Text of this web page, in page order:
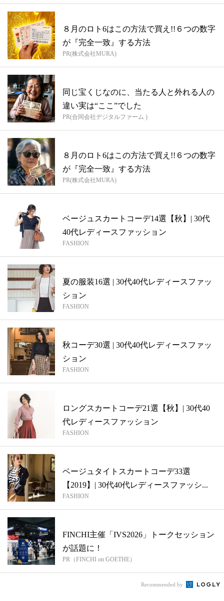
８月のロト6はこの方法で買え!!６つの数字
が『完全一致』する方法
PR(株式会社MURA)
同じ宝くじなのに、当たる人と外れる人の
違い実は“ここ”でした
PR(合同会社デジタルファーム )
８月のロト6はこの方法で買え!!６つの数字
が『完全一致』する方法
PR(株式会社MURA)
ベージュスカートコーデ14選【秋】| 30代
40代レディースファッション
FASHION
夏の服装16選 | 30代40代レディースファッ
ション
FASHION
秋コーデ30選 | 30代40代レディースファッ
ション
FASHION
ロングスカートコーデ21選【秋】| 30代40
代レディースファッション
FASHION
ベージュタイトスカートコーデ33選
【2019】| 30代40代レディースファッシ...
FASHION
FINCHI主催「IVS2026」トークセッション
が話題に！
PR（FINCHI on GOETHE）
Recommended by